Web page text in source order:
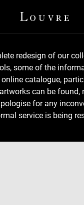
redesign of our
some of the
catalogue,
can be found,
for any
service is being
panel